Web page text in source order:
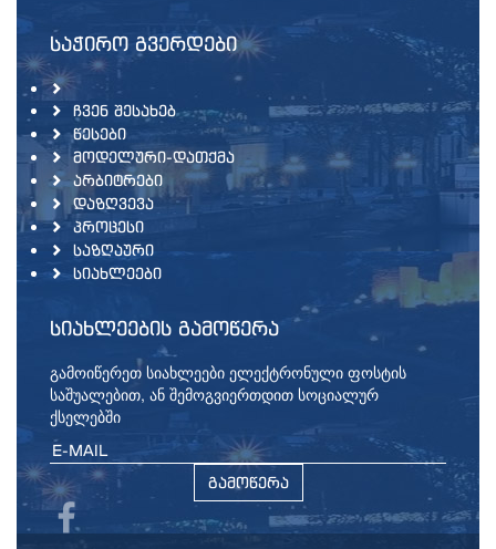
ᲡᲐᲭᲘᲠᲝ ᲒᲕᲔᲠᲓᲔᲑᲘ
ᲩᲕᲔᲜ ᲨᲔᲡᲐᲮᲔᲑ
ᲬᲔᲡᲔᲑᲘ
ᲛᲝᲓᲔᲚᲣᲠᲘ-ᲓᲐᲗᲥᲛᲐ
ᲐᲠᲑᲘᲢᲠᲔᲑᲘ
ᲓᲐᲖᲦᲕᲔᲕᲐ
ᲞᲠᲝᲪᲔᲡᲘ
ᲡᲐᲖᲦᲐᲣᲠᲘ
ᲡᲘᲐᲮᲚᲔᲔᲑᲘ
ᲡᲘᲐᲮᲚᲔᲔᲑᲘᲡ ᲒᲐᲛᲝᲬᲔᲠᲐ
გამოიწერეთ სიახლეები ელექტრონული ფოსტის
საშუალებით, ან შემოგვიერთდით სოციალურ
ქსელებში
ᲒᲐᲛᲝᲬᲔᲠᲐ